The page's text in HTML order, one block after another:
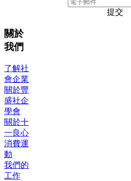
提交
關於
我們
了解社
會企業
關於豐
盛社企
學會
關於十
一良心
消費運
動
我們的
工作